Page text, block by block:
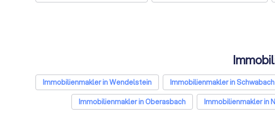
Immobilienmakler in Wendelstein Immobilienmakler in Schwabach
Immobilienmakler in Oberasbach
Immobilienmakler in